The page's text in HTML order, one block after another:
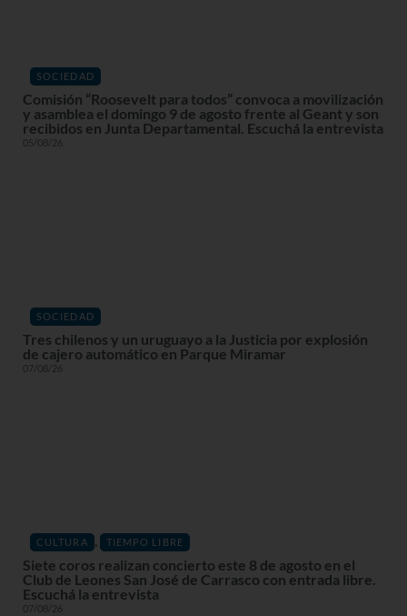
SOCIEDAD
Comisión “Roosevelt para todos” convoca a movilización
y asamblea el domingo 9 de agosto frente al Geant y son
recibidos en Junta Departamental. Escuchá la entrevista
05/08/26
SOCIEDAD
Tres chilenos y un uruguayo a la Justicia por explosión
de cajero automático en Parque Miramar
07/08/26
CULTURA , TIEMPO LIBRE
Siete coros realizan concierto este 8 de agosto en el
Club de Leones San José de Carrasco con entrada libre.
Escuchá la entrevista
07/08/26